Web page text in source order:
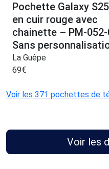
Pochette Galaxy
en cuir rouge avec
chainette – PM-
Sans
La Guêpe
69€
Voir les 371 pochettes de
Voir les